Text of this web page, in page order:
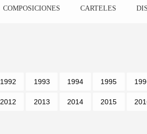
COMPOSICIONES CARTELES
1992 1993 1994 1995
2012 2013 2014 2015